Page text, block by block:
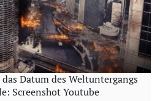
Datum des Weltuntergangs
Screenshot Youtube